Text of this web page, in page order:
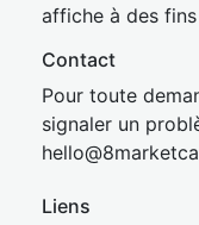
affiche à des
Contact
Pour toute
signaler un
hello@8market
Liens